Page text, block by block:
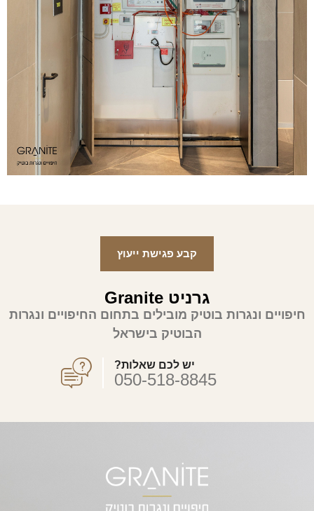
קבע פגישת ייעוץ
גרניט Granite
חיפויים ונגרות בוטיק מובילים בתחום החיפויים ונגרות
הבוטיק בישראל
יש לכם שאלות?
050-518-8845